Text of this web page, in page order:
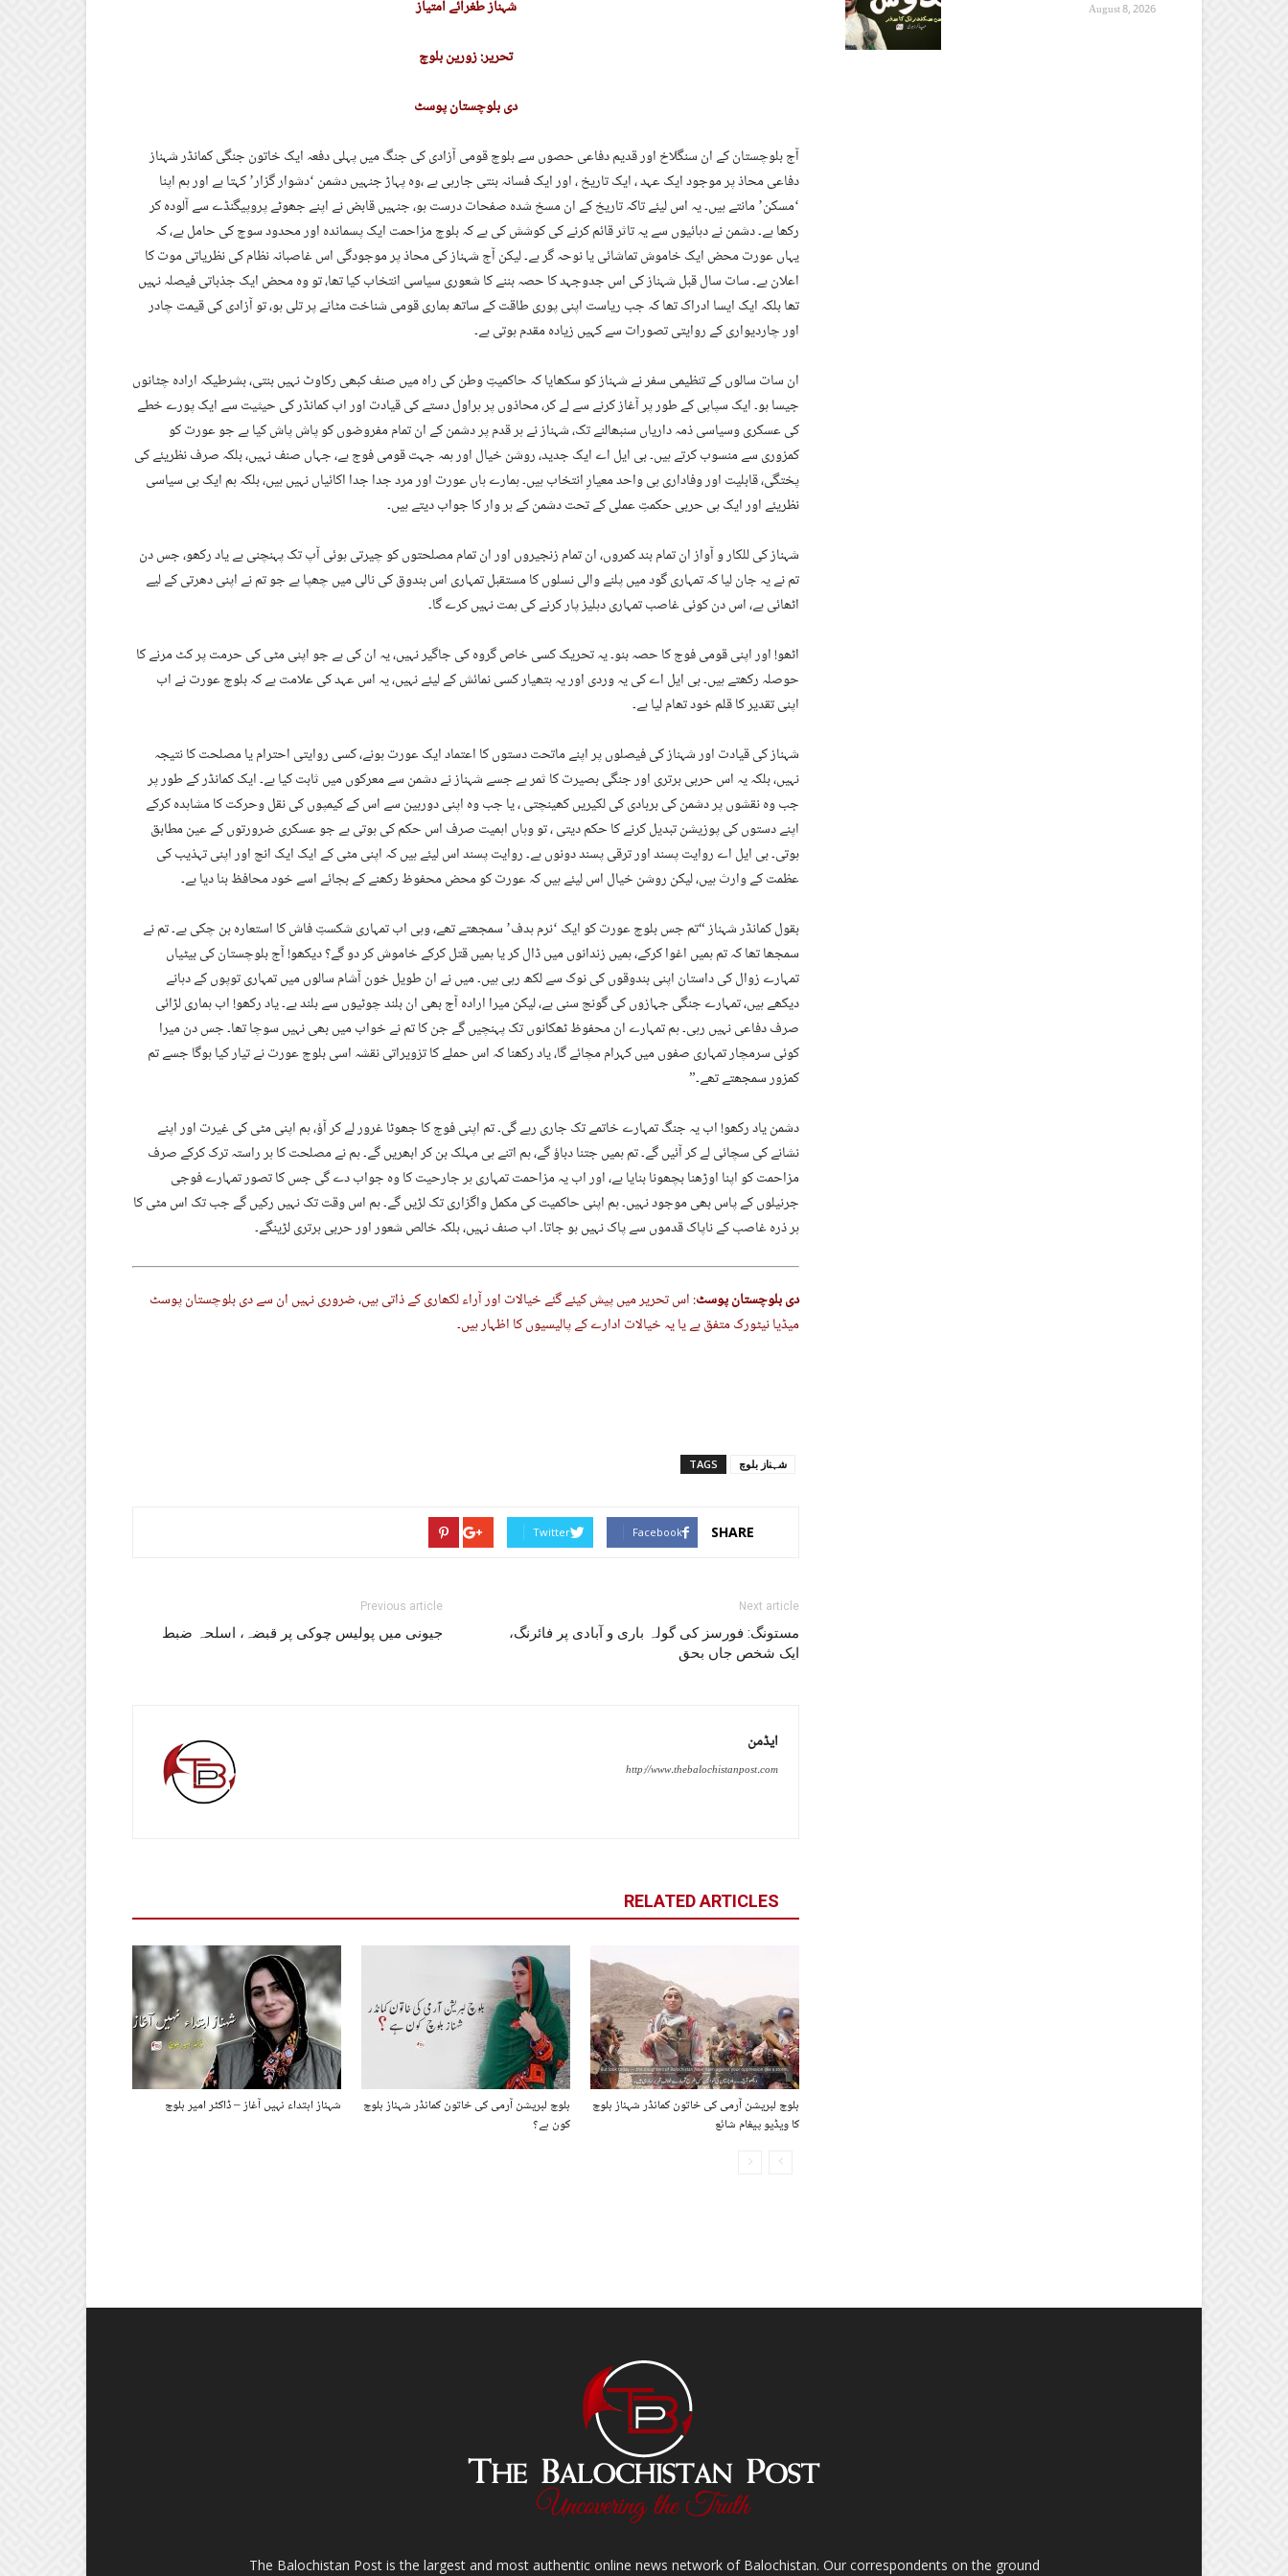
شہناز طغرائے امتیاز
تحریر: زورین بلوچ
دی بلوچستان پوسٹ
آج بلوچستان کے ان سنگلاخ اور قدیم دفاعی حصوں سے بلوچ قومی آزادی کی جنگ میں پہلی دفعہ ایک خاتون جنگی کمانڈر شہناز
دفاعی محاذ پر موجود ایک عہد ، ایک تاریخ ، اور ایک فسانہ بنتی جارہی ہے ،وہ پہاڑ جنہیں دشمن ‘دشوار گزار’ کہتا ہے اور ہم اپنا
‘مسکن’ مانتے ہیں۔ یہ اس لیئے تاکہ تاریخ کے ان مسخ شدہ صفحات درست ہو، جنہیں قابض نے اپنے جھوٹے پروپیگنڈے سے آلودہ کر
رکھا ہے۔ دشمن نے دہائیوں سے یہ تاثر قائم کرنے کی کوشش کی ہے کہ بلوچ مزاحمت ایک پسماندہ اور محدود سوچ کی حامل ہے، کہ
یہاں عورت محض ایک خاموش تماشائی یا نوحہ گر ہے۔ لیکن آج شہناز کی محاذ پر موجودگی اس غاصبانہ نظام کی نظریاتی موت کا
اعلان ہے۔ سات سال قبل شہناز کی اس جدوجہد کا حصہ بننے کا شعوری سیاسی انتخاب کیا تھا، تو وہ محض ایک جذباتی فیصلہ نہیں
تھا بلکہ ایک ایسا ادراک تھا کہ جب ریاست اپنی پوری طاقت کے ساتھ ہماری قومی شناخت مٹانے پر تلی ہو، تو آزادی کی قیمت چادر
اور چاردیواری کے روایتی تصورات سے کہیں زیادہ مقدم ہوتی ہے۔
ان سات سالوں کے تنظیمی سفر نے شہناز کو سکھایا کہ حاکمیتِ وطن کی راہ میں صنف کبھی رکاوٹ نہیں بنتی، بشرطیکہ ارادہ چٹانوں
جیسا ہو۔ ایک سپاہی کے طور پر آغاز کرنے سے لے کر، محاذوں پر ہراول دستے کی قیادت اور اب کمانڈر کی حیثیت سے ایک پورے خطے
کی عسکری وسیاسی ذمہ داریاں سنبھالنے تک، شہناز نے ہر قدم پر دشمن کے ان تمام مفروضوں کو پاش پاش کیا ہے جو عورت کو
کمزوری سے منسوب کرتے ہیں۔ بی ایل اے ایک جدید، روشن خیال اور ہمہ جہت قومی فوج ہے، جہاں صنف نہیں، بلکہ صرف نظریئے کی
پختگی، قابلیت اور وفاداری ہی واحد معیارِ انتخاب ہیں۔ ہمارے ہاں عورت اور مرد جدا جدا اکائیاں نہیں ہیں، بلکہ ہم ایک ہی سیاسی
نظریئے اور ایک ہی حربی حکمتِ عملی کے تحت دشمن کے ہر وار کا جواب دیتے ہیں۔
شہناز کی للکار و آواز ان تمام بند کمروں، ان تمام زنجیروں اور ان تمام مصلحتوں کو چیرتی ہوئی آپ تک پہنچنی ہے یاد رکھو، جس دن
تم نے یہ جان لیا کہ تمہاری گود میں پلنے والی نسلوں کا مستقبل تمہاری اس بندوق کی نالی میں چھپا ہے جو تم نے اپنی دھرتی کے لیے
اٹھائی ہے، اس دن کوئی غاصب تمہاری دہلیز پار کرنے کی ہمت نہیں کرے گا۔
اٹھو! اور اپنی قومی فوج کا حصہ بنو۔ یہ تحریک کسی خاص گروہ کی جاگیر نہیں، یہ ان کی ہے جو اپنی مٹی کی حرمت پر کٹ مرنے کا
حوصلہ رکھتے ہیں۔ بی ایل اے کی یہ وردی اور یہ ہتھیار کسی نمائش کے لیئے نہیں، یہ اس عہد کی علامت ہے کہ بلوچ عورت نے اب
اپنی تقدیر کا قلم خود تھام لیا ہے۔
شہناز کی قیادت اور شہناز کی فیصلوں پر اپنے ماتحت دستوں کا اعتماد ایک عورت ہونے، کسی روایتی احترام یا مصلحت کا نتیجہ
نہیں، بلکہ یہ اس حربی برتری اور جنگی بصیرت کا ثمر ہے جسے شہناز نے دشمن سے معرکوں میں ثابت کیا ہے۔ ایک کمانڈر کے طور پر
جب وہ نقشوں پر دشمن کی بربادی کی لکیریں کھینچتی ، یا جب وہ اپنی دوربین سے اس کے کیمپوں کی نقل وحرکت کا مشاہدہ کرکے
اپنے دستوں کی پوزیشن تبدیل کرنے کا حکم دیتی ، تو وہاں اہمیت صرف اس حکم کی ہوتی ہے جو عسکری ضرورتوں کے عین مطابق
ہوتی۔ بی ایل اے روایت پسند اور ترقی پسند دونوں ہے۔ روایت پسند اس لیئے ہیں کہ اپنی مٹی کے ایک ایک انچ اور اپنی تہذیب کی
عظمت کے وارث ہیں، لیکن روشن خیال اس لیئے ہیں کہ عورت کو محض محفوظ رکھنے کے بجائے اسے خود محافظ بنا دیا ہے۔
بقول کمانڈر شہناز “تم جس بلوچ عورت کو ایک ‘نرم ہدف’ سمجھتے تھے، وہی اب تمہاری شکستِ فاش کا استعارہ بن چکی ہے۔ تم نے
سمجھا تھا کہ تم ہمیں اغوا کرکے، ہمیں زندانوں میں ڈال کر یا ہمیں قتل کرکے خاموش کر دو گے؟ دیکھو! آج بلوچستان کی بیٹیاں
تمہارے زوال کی داستان اپنی بندوقوں کی نوک سے لکھ رہی ہیں۔ میں نے ان طویل خون آشام سالوں میں تمہاری توپوں کے دہانے
دیکھے ہیں، تمہارے جنگی جہازوں کی گونج سنی ہے، لیکن میرا ارادہ آج بھی ان بلند چوٹیوں سے بلند ہے۔ یاد رکھو! اب ہماری لڑائی
صرف دفاعی نہیں رہی۔ ہم تمہارے ان محفوظ ٹھکانوں تک پہنچیں گے جن کا تم نے خواب میں بھی نہیں سوچا تھا۔ جس دن میرا
کوئی سرمچار تمہاری صفوں میں کہرام مچائے گا، یاد رکھنا کہ اس حملے کا تزویراتی نقشہ اسی بلوچ عورت نے تیار کیا ہوگا جسے تم
کمزور سمجھتے تھے۔”
دشمن یاد رکھو! اب یہ جنگ تمہارے خاتمے تک جاری رہے گی۔ تم اپنی فوج کا جھوٹا غرور لے کر آؤ، ہم اپنی مٹی کی غیرت اور اپنے
نشانے کی سچائی لے کر آئیں گے۔ تم ہمیں جتنا دباؤ گے، ہم اتنے ہی مہلک بن کر ابھریں گے۔ ہم نے مصلحت کا ہر راستہ ترک کرکے صرف
مزاحمت کو اپنا اوڑھنا بچھونا بنایا ہے، اور اب یہ مزاحمت تمہاری ہر جارحیت کا وہ جواب دے گی جس کا تصور تمہارے فوجی
جرنیلوں کے پاس بھی موجود نہیں۔ ہم اپنی حاکمیت کی مکمل واگزاری تک لڑیں گے۔ ہم اس وقت تک نہیں رکیں گے جب تک اس مٹی کا
ہر ذرہ غاصب کے ناپاک قدموں سے پاک نہیں ہو جاتا۔ اب صنف نہیں، بلکہ خالص شعور اور حربی برتری لڑینگے۔
دی بلوچستان پوسٹ: اس تحریر میں پیش کیئے گئے خیالات اور آراء لکھاری کے ذاتی ہیں، ضروری نہیں ان سے دی بلوچستان پوسٹ
میڈیا نیٹورک متفق ہے یا یہ خیالات ادارے کے پالیسیوں کا اظہار ہیں۔
TAGS شہناز بلوچ
SHARE
Facebook
Twitter
Previous article
جیونی میں پولیس چوکی پر قبضہ، اسلحہ ضبط
Next article
مستونگ: فورسز کی گولہ باری و آبادی پر فائرنگ،
ایک شخص جاں بحق
ایڈمن
http://www.thebalochistanpost.com
RELATED ARTICLES
شہناز ابتداء نہیں آغاز – ڈاکٹر امیر بلوچ
بلوچ لبریشن آرمی کی خاتون کمانڈر شہناز بلوچ
کون ہے؟
بلوچ لبریشن آرمی کی خاتون کمانڈر شہناز بلوچ
کا ویڈیو پیغام شائع
August 8, 2026
The Balochistan Post is the largest and most authentic online news network of Balochistan. Our correspondents on the ground